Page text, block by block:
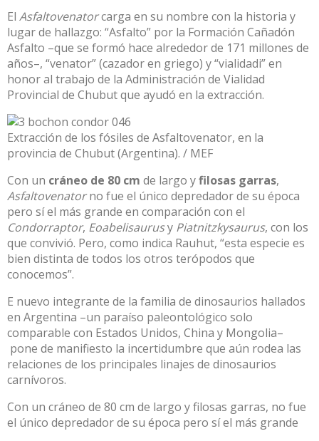
El Asfaltovenatorcarga en su nombre con la historia y
lugar de hallazgo: “Asfalto” por la Formación Cañadón
Asfalto –que se formó hace alrededor de 171 millones de
años–, “venator” (cazador en griego) y “vialidadi” en
honor al trabajo de la Administración de Vialidad
Provincial de Chubut que ayudó en la extracción.
Extracción de los fósiles de Asfaltovenator, en la
provincia de Chubut (Argentina). / MEF
Con un cráneo de 80 cm de largo yfilosas garras,
Asfaltovenatorno fue el único depredador de su época
pero sí el más grande en comparación con el
Condorraptor, Eoabelisaurusy Piatnitzkysaurus, con los
que convivió. Pero, como indica Rauhut, “esta especie es
bien distinta de todos los otros terópodos que
conocemos”.
E nuevo integrante de la familia de dinosaurios hallados
en Argentina –un paraíso paleontológico solo
comparable con Estados Unidos, China y Mongolia–
pone de manifiesto la incertidumbre que aún rodea las
relaciones de los principales linajes de dinosaurios
carnívoros.
Con un cráneo de 80 cm de largo y filosas garras, no fue
el único depredador de su época pero sí el más grande